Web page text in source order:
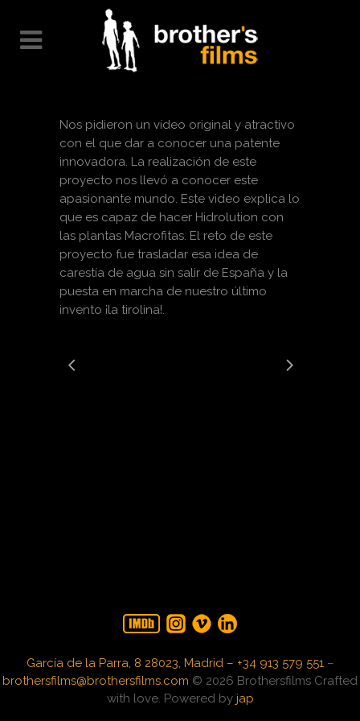
Nos pidieron un vídeo original y atractivo
con el que dar a conocer una patente
innovadora. La realización de este
proyecto nos llevó a conocer este
apasionante mundo. Este video explica lo
que es capaz de hacer Hidrolution con
las plantas Macrofitas. El reto de este
proyecto fue trasladar esa idea de
carestía de agua sin salir de España y la
puesta en marcha de nuestro último
invento ¡la tirolina!.
García de la Parra, 8 28023, Madrid – +34 913 579 551–
brothersfilms@brothersfilms.com © 2026 Brothersfilms Crafted
with love. Powered by jap